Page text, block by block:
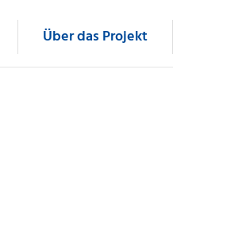
Über das Projekt